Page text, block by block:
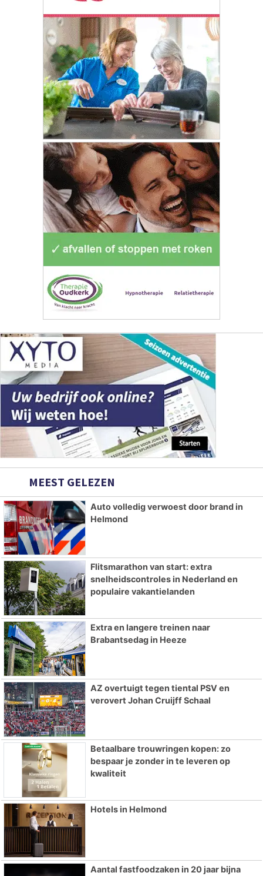
MEEST GELEZEN
Auto volledig verwoest door brand in
Helmond
Flitsmarathon van start: extra
snelheidscontroles in Nederland en
populaire vakantielanden
Extra en langere treinen naar
Brabantsedag in Heeze
AZ overtuigt tegen tiental PSV en
verovert Johan Cruijff Schaal
Betaalbare trouwringen kopen: zo
bespaar je zonder in te leveren op
kwaliteit
Hotels in Helmond
Aantal fastfoodzaken in 20 jaar bijna